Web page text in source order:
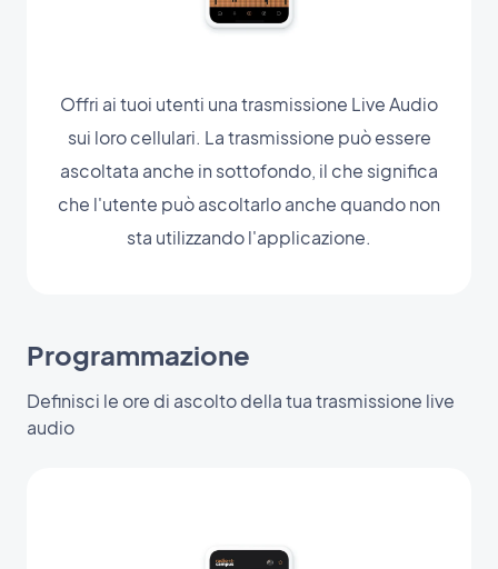
Offri ai tuoi utenti una trasmissione Live Audio
sui loro cellulari. La trasmissione può essere
ascoltata anche in sottofondo, il che significa
che l'utente può ascoltarlo anche quando non
sta utilizzando l'applicazione.
Programmazione
Definisci le ore di ascolto della tua trasmissione live
audio